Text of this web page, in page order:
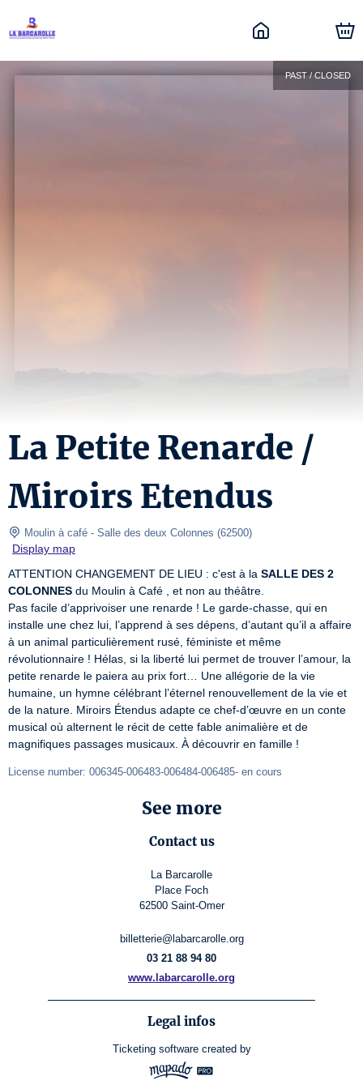
PAST / CLOSED
La Petite Renarde /
Miroirs Etendus
Moulin à café - Salle des deux Colonnes (62500)
Display map
ATTENTION CHANGEMENT DE LIEU : c'est à la SALLE DES 2
COLONNES du Moulin à Café , et non au théâtre.
Pas facile d’apprivoiser une renarde ! Le garde-chasse, qui en
installe une chez lui, l’apprend à ses dépens, d’autant qu’il a affaire
à un animal particulièrement rusé, féministe et même
révolutionnaire ! Hélas, si la liberté lui permet de trouver l’amour, la
petite renarde le paiera au prix fort… Une allégorie de la vie
humaine, un hymne célébrant l’éternel renouvellement de la vie et
de la nature. Miroirs Étendus adapte ce chef-d’œuvre en un conte
musical où alternent le récit de cette fable animalière et de
magnifiques passages musicaux. À découvrir en famille !
License number: 006345-006483-006484-006485- en cours
See more
Contact us
La Barcarolle
Place Foch
62500 Saint-Omer
billetterie@labarcarolle.org
03 21 88 94 80
www.labarcarolle.org
Legal infos
Ticketing software created by